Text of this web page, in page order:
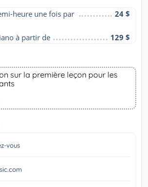
heure une fois par
24 $
à partir de 129 $
sur la première leçon pour les
vous